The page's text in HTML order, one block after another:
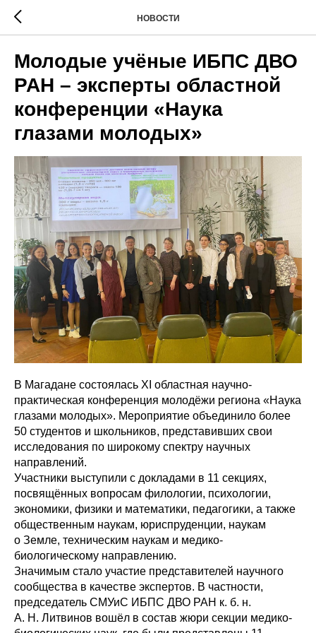
НОВОСТИ
Молодые учёные ИБПС ДВО
РАН – эксперты областной
конференции «Наука
глазами молодых»
В Магадане состоялась XI областная научно-
практическая конференция молодёжи региона «Наука
глазами молодых». Мероприятие объединило более
50 студентов и школьников, представивших свои
исследования по широкому спектру научных
направлений.
Участники выступили с докладами в 11 секциях,
посвящённых вопросам филологии, психологии,
экономики, физики и математики, педагогики, а также
общественным наукам, юриспруденции, наукам
о Земле, техническим наукам и медико-
биологическому направлению.
Значимым стало участие представителей научного
сообщества в качестве экспертов. В частности,
председатель СМУиС ИБПС ДВО РАН к. б. н.
А. Н. Литвинов вошёл в состав жюри секции медико-